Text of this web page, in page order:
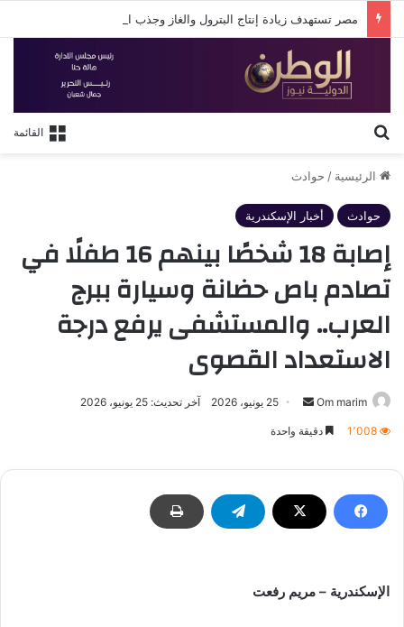
القائمة
الرئيسية / حوادث
حوادث أخبار الإسكندرية
إصابة 18 شخصًا بينهم 16 طفلًا في
تصادم باص حضانة وسيارة ببرج
العرب.. والمستشفى يرفع درجة
الاستعداد القصوى
Om marim
أرسل 25 يونيو، 2026 آخر تحديث: 25 يونيو، 2026
1٬008 دقيقة واحدة
الإسكندرية – مريم رفعت